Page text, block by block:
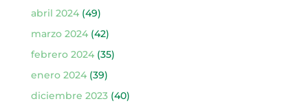
abril 2024(49)
marzo 2024(42)
febrero 2024(35)
enero 2024(39)
diciembre 2023(40)